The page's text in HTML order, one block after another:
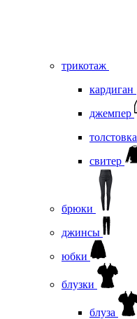
трикотаж
кардиган
джемпер
толстовка
свитер
брюки
джинсы
юбки
блузки
блуза